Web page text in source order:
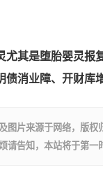
其是堕胎婴灵报
消业障、开财库
图片来源于网络，版
请告知，本站将于第一